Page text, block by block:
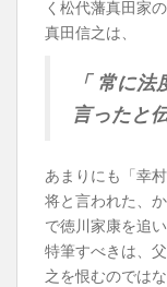
く松代藩真田家
真田信之は、
「 常に
言ったと
あまりにも「幸
将と言われた、
で徳川家康を追
特筆すべきは、
之を恨むのでは